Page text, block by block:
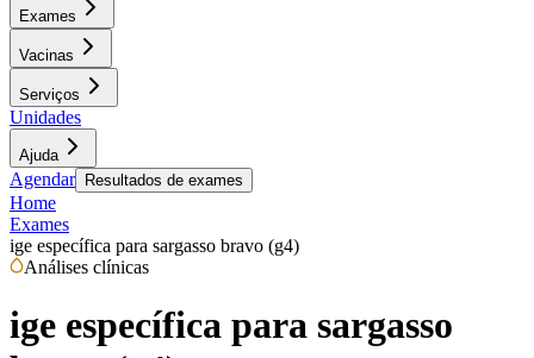
Exames
Vacinas
Serviços
Unidades
Ajuda
Agendar Resultados de exames
Home
Exames
ige específica para sargasso bravo (g4)
Análises clínicas
ige específica para sargasso